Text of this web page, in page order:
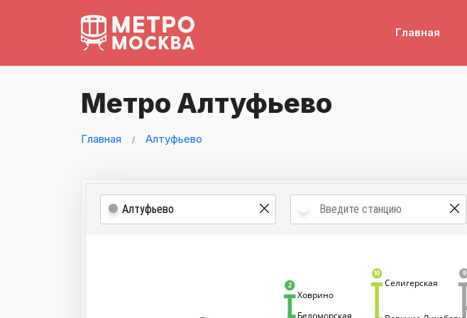
Главная
Метро Алтуфьево
Главная Алтуфьево
9
10
2
Ховрино
Селигерская
Беломорская